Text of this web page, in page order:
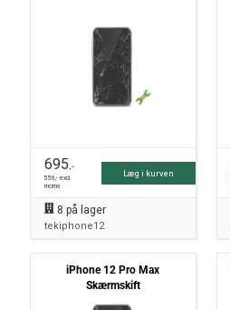
695,-
556,- excl.
moms
Læg i kurven
8 på lager
tekiphone12
iPhone 12 Pro Max
Skærmskift